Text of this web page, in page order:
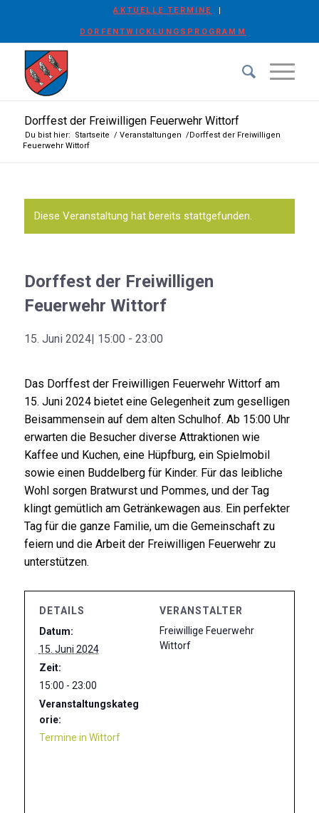
AKTUELLE TERMINE
DORFENTWICKLUNGSPROGRAMM
Dorffest der Freiwilligen Feuerwehr Wittorf
Du bist hier: Startseite / Veranstaltungen /Dorffest der Freiwilligen
Feuerwehr Wittorf
Diese Veranstaltung hat bereits stattgefunden.
Dorffest der Freiwilligen
Feuerwehr Wittorf
15. Juni 2024| 15:00 - 23:00
Das Dorffest der Freiwilligen Feuerwehr Wittorf am
15. Juni 2024 bietet eine Gelegenheit zum geselligen
Beisammensein auf dem alten Schulhof. Ab 15:00 Uhr
erwarten die Besucher diverse Attraktionen wie
Kaffee und Kuchen, eine Hüpfburg, ein Spielmobil
sowie einen Buddelberg für Kinder. Für das leibliche
Wohl sorgen Bratwurst und Pommes, und der Tag
klingt gemütlich am Getränkewagen aus. Ein perfekter
Tag für die ganze Familie, um die Gemeinschaft zu
feiern und die Arbeit der Freiwilligen Feuerwehr zu
unterstützen.
DETAILS
Datum:
15. Juni 2024
Zeit:
15:00 - 23:00
Veranstaltungskateg
orie:
Termine in Wittorf
VERANSTALTER
Freiwillige Feuerwehr
Wittorf